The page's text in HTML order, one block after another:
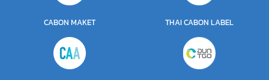
CABON MAKET THAI CABON LABEL